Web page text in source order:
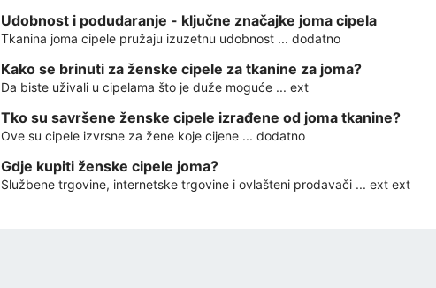
Udobnost i podudaranje - ključne značajke joma cipela
Tkanina joma cipele pružaju izuzetnu udobnost ... dodatno
Kako se brinuti za ženske cipele za tkanine za joma?
Da biste uživali u cipelama što je duže moguće ... ext
Tko su savršene ženske cipele izrađene od joma tkanine?
Ove su cipele izvrsne za žene koje cijene ... dodatno
Gdje kupiti ženske cipele joma?
Službene trgovine, internetske trgovine i ovlašteni prodavači ... ext ext